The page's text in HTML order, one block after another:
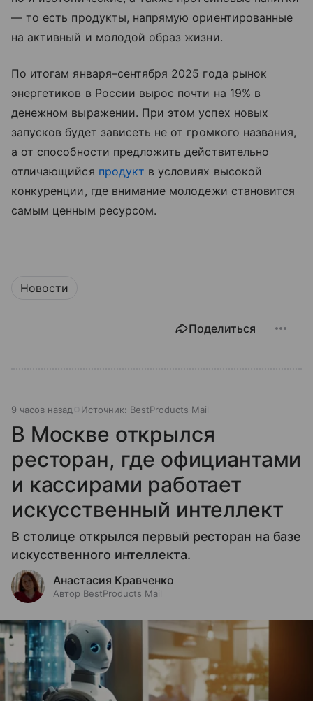
— то есть продукты, напрямую ориентированные
на активный и молодой образ жизни.
По итогам января–сентября 2025 года рынок
энергетиков в России вырос почти на 19% в
денежном выражении. При этом успех новых
запусков будет зависеть не от громкого названия,
а от способности предложить действительно
отличающийся продукт в условиях высокой
конкуренции, где внимание молодежи становится
самым ценным ресурсом.
Новости
Поделиться
9 часов назад Источник: BestProducts Mail
В Москве открылся
ресторан, где официантами
и кассирами работает
искусственный интеллект
В столице открылся первый ресторан на базе
искусственного интеллекта.
Анастасия Кравченко
Автор BestProducts Mail